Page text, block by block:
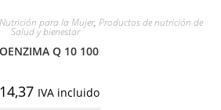
Nutrición para la Mujer, Productos de nutrición de
Salud y bienestar
Q 10 100
14,37 IVA incluido